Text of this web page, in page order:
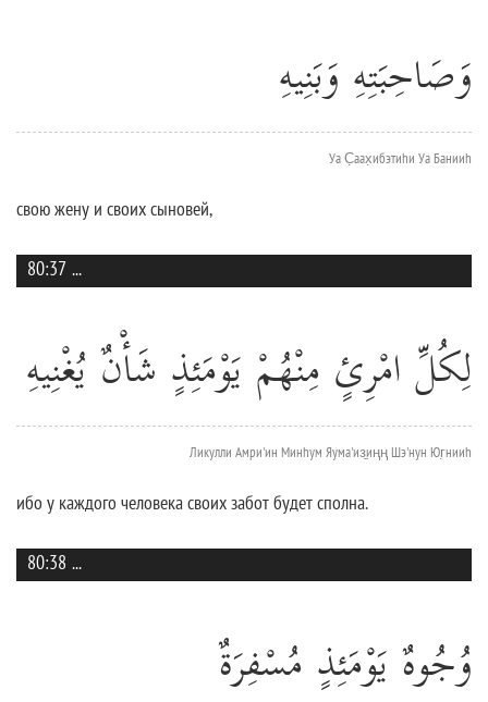
وَصَاحِبَتِهِ وَبَنِيهِ
Уа С̣аах̣ибэтиhи Уа Банииh
свою жену и своих сыновей,
80:37 ...
لِكُلِّ امْرِئٍ مِنْهُمْ يَوْمَئِذٍ شَأْنٌ يُغْنِيهِ
Ликулли Амри'ин Минhум Яума'из̱иңң Шэ'нун Юг̣нииh
ибо у каждого человека своих забот будет сполна.
80:38 ...
وُجُوهٌ يَوْمَئِذٍ مُسْفِرَةٌ